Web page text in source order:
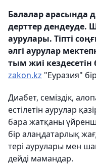
Балалар арасында
дерттер дендеуде.
аурулары. Тіпті
әлгі аурулар
тым жиі кездесетін
zakon.kz "Еуразия"
Диабет, семіздік,
естілетін аурулар
бара жатқаны
бір алаңдатарлық
тері аурулары мен
дейді мамандар.